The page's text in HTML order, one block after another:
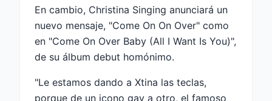
En cambio, Christina Singing anunciará un
nuevo mensaje, "Come On On Over" como
en "Come On Over Baby (All I Want Is You)",
de su álbum debut homónimo.
"Le estamos dando a Xtina las teclas,
porque de un icono gay a otro, el famoso